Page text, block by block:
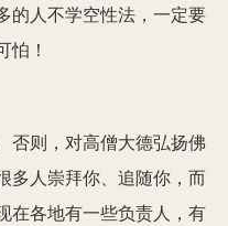
的人不学空性法，一定要
！
否则，对高僧大德弘扬佛
多人崇拜你、追随你，而
在各地有一些负责人，有